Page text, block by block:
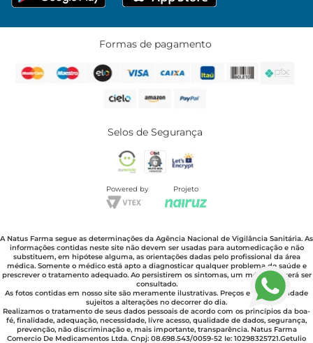
Formas de pagamento
Selos de Segurança
Powered by Projeto
A Natus Farma segue as determinações da Agência Nacional de Vigilância Sanitária. As
informações contidas neste site não devem ser usadas para automedicação e não
substituem, em hipótese alguma, as orientações dadas pelo profissional da área
médica. Somente o médico está apto a diagnosticar qualquer problema de saúde e
prescrever o tratamento adequado. Ao persistirem os sintomas, um médico deverá ser
consultado.
As fotos contidas em nosso site são meramente ilustrativas. Preços e disponibilidade
sujeitos a alterações no decorrer do dia.
Realizamos o tratamento de seus dados pessoais de acordo com os princípios da boa-
fé, finalidade, adequação, necessidade, lívre acesso, qualidade de dados, segurança,
prevenção, não discriminação e, mais importante, transparência. Natus Farma
Comercio De Medicamentos Ltda. Cnpj: 08.698.543/0059-52 Ie: 10298325721.Getulio